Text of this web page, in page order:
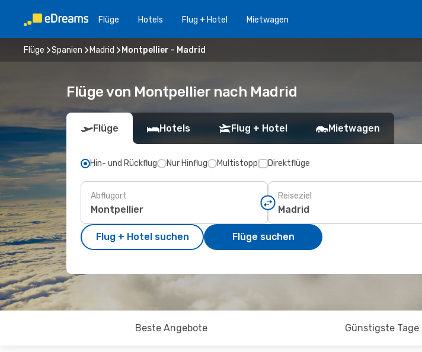
Flüge Hotels Flug + Hotel Mietwagen
Flüge Spanien Madrid Montpellier - Madrid
Flüge von Montpellier nach Madrid
Flüge Hotels Flug + Hotel Mietwagen
Hin- und Rückflug Nur Hinflug Multistopp Direktflüge
Abflugort Reiseziel
Flug + Hotel suchen Flüge suchen
Beste Angebote Günstigste Tage